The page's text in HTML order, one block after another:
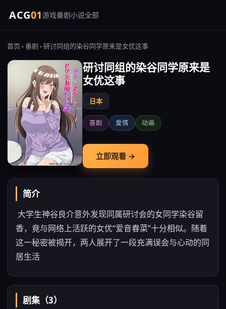
ACG01游戏番剧小说全部
首页 ›番剧 › 研讨同组的染谷同学原来是女优这事
研讨同组的染谷同学原来是
女优这事
日本
喜剧 爱情 动画
立即观看 →
简介
大学生神谷良介意外发现同属研讨会的女同学染谷留
香，竟与网络上活跃的女优“爱音春菜”十分相似。随着
这一秘密被揭开，两人展开了一段充满误会与心动的同
居生活
剧集（3）